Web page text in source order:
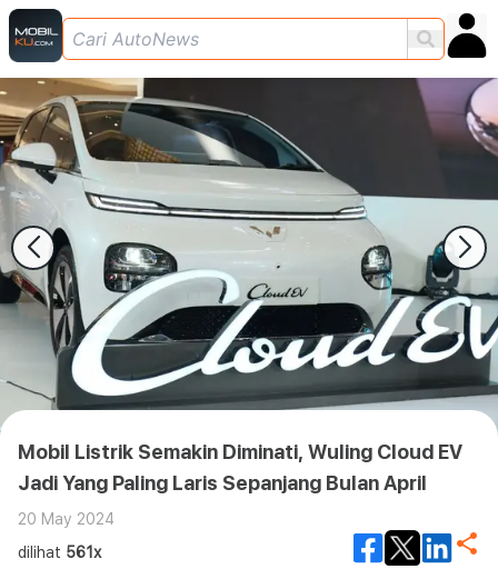
Mobil Listrik Semakin Diminati, Wuling Cloud EV
Jadi Yang Paling Laris Sepanjang Bulan April
20 May 2024
dilihat 561x